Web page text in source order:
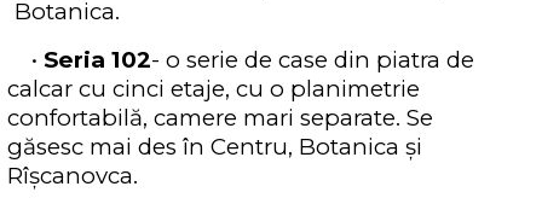
Botanica.
• Seria 102- o serie de case din piatra de
calcar cu cinci etaje, cu o planimetrie
confortabilă, camere mari separate. Se
găsesc mai des în Centru, Botanica și
Rîșcanovca.